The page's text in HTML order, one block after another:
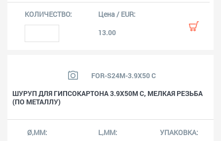
13.00
FOR-S24M-3.9X50 C
ШУРУП ДЛЯ ГИПСОКАРТОНА 3.9X50M C, МЕЛКАЯ РЕЗЬБА
(ПО МЕТАЛЛУ)